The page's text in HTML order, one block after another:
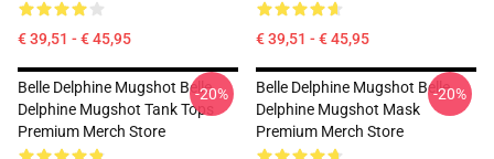
€ 39,51 - € 45,95 € 39,51 - € 45,95
Belle Delphine Mugshot Belle
Delphine Mugshot Tank Tops
Premium Merch Store
-20%
Belle Delphine Mugshot Belle
Delphine Mugshot Mask
Premium Merch Store
-20%